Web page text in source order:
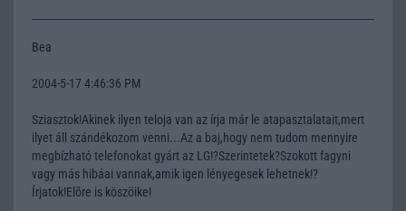
Bea
2004-5-17 4:46:36 PM
Sziasztok!Akinek ilyen teloja van az írja már le atapasztalatait,mert
ilyet áll szándékozom venni...Az a baj,hogy nem tudom mennyire
megbízható telefonokat gyárt az LG!?Szerintetek?Szokott fagyni
vagy más hibáai vannak,amik igen lényegesek lehetnek!?
Írjatok!Elõre is köszöike!